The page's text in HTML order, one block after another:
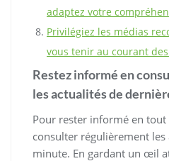
adaptez votre
Privilégiez les médias
vous tenir au courant
Restez informé en
les actualités de
Pour rester informé en
consulter régulièrement
minute. En gardant un œil